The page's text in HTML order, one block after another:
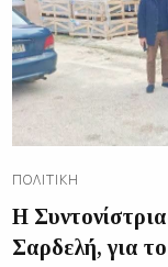
ΠΟΛΙΤΙΚΉ
Η
Σαρδελή, για